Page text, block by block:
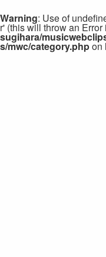
Warning: Use of
r' (this will throw an
sugihara/
s/mwc/category.phpon